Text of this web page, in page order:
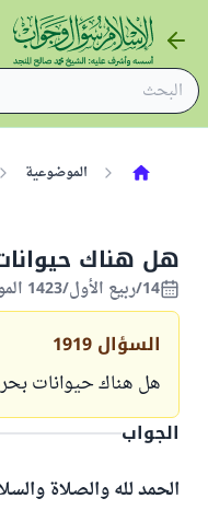
الموضوعية
هل هناك
14/ربيع الأول/1423 الموافق 26/مايو/2002
السؤال 1919
هل هناك حيوانات
الجواب
الحمد لله والصلاة